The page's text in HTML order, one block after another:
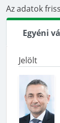
Az adatok
Egyéni
Jelölt